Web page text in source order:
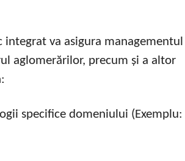
va asigura managementul
aglomerărilor, precum și a altor
specifice domeniului (Exemplu: